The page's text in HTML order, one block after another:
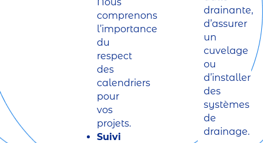
comprenons
l’importance
du
respect
des
calendriers
pour
vos
projets.
Suivi
drainante,
d’assurer
un
cuvelage
ou
d’installer
des
systèmes
de
drainage.